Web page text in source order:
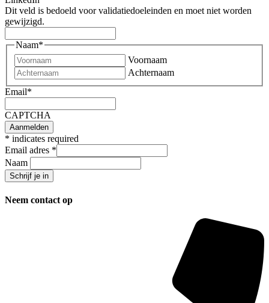
Dit veld is bedoeld voor validatiedoeleinden en moet niet worden
gewijzigd.
Naam*
Voornaam
Achternaam
Email*
CAPTCHA
* indicates required
Email adres *
Naam
Neem contact op